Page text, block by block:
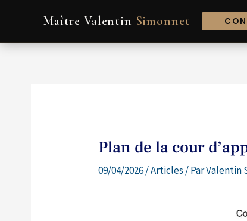
Maître Valentin Simonnet
Plan de la cour
09/04/2026/Articles / ParValentin
de